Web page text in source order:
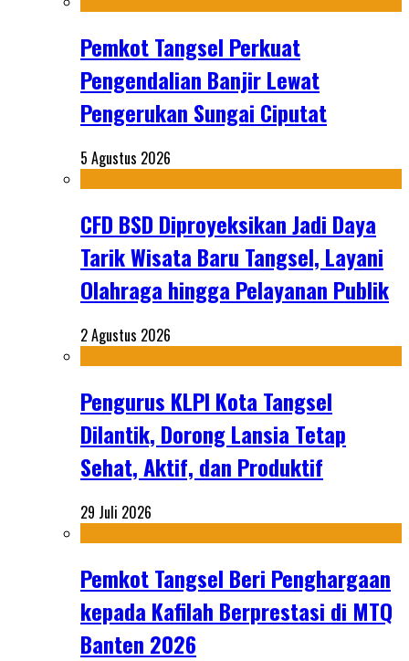
Pemkot Tangsel Perkuat
Pengendalian Banjir Lewat
Pengerukan Sungai Ciputat
5 Agustus 2026
CFD BSD Diproyeksikan Jadi Daya
Tarik Wisata Baru Tangsel, Layani
Olahraga hingga Pelayanan Publik
2 Agustus 2026
Pengurus KLPI Kota Tangsel
Dilantik, Dorong Lansia Tetap
Sehat, Aktif, dan Produktif
29 Juli 2026
Pemkot Tangsel Beri Penghargaan
kepada Kafilah Berprestasi di MTQ
Banten 2026